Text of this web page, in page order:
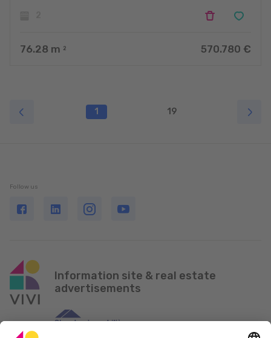
76.28 m 2 570.780 €
1 19
Follow us
Information site & real estate
advertisements